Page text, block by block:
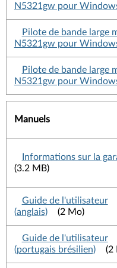
N5321gw pour
Pilote de bande large
N5321gw pour
Pilote de bande large
N5321gw pour
Manuels
Informations sur la
(3.2 MB)
Guide de l'utilisateur
(anglais)
(2 Mo)
Guide de l'utilisateur
(portugais brésilien)
(2